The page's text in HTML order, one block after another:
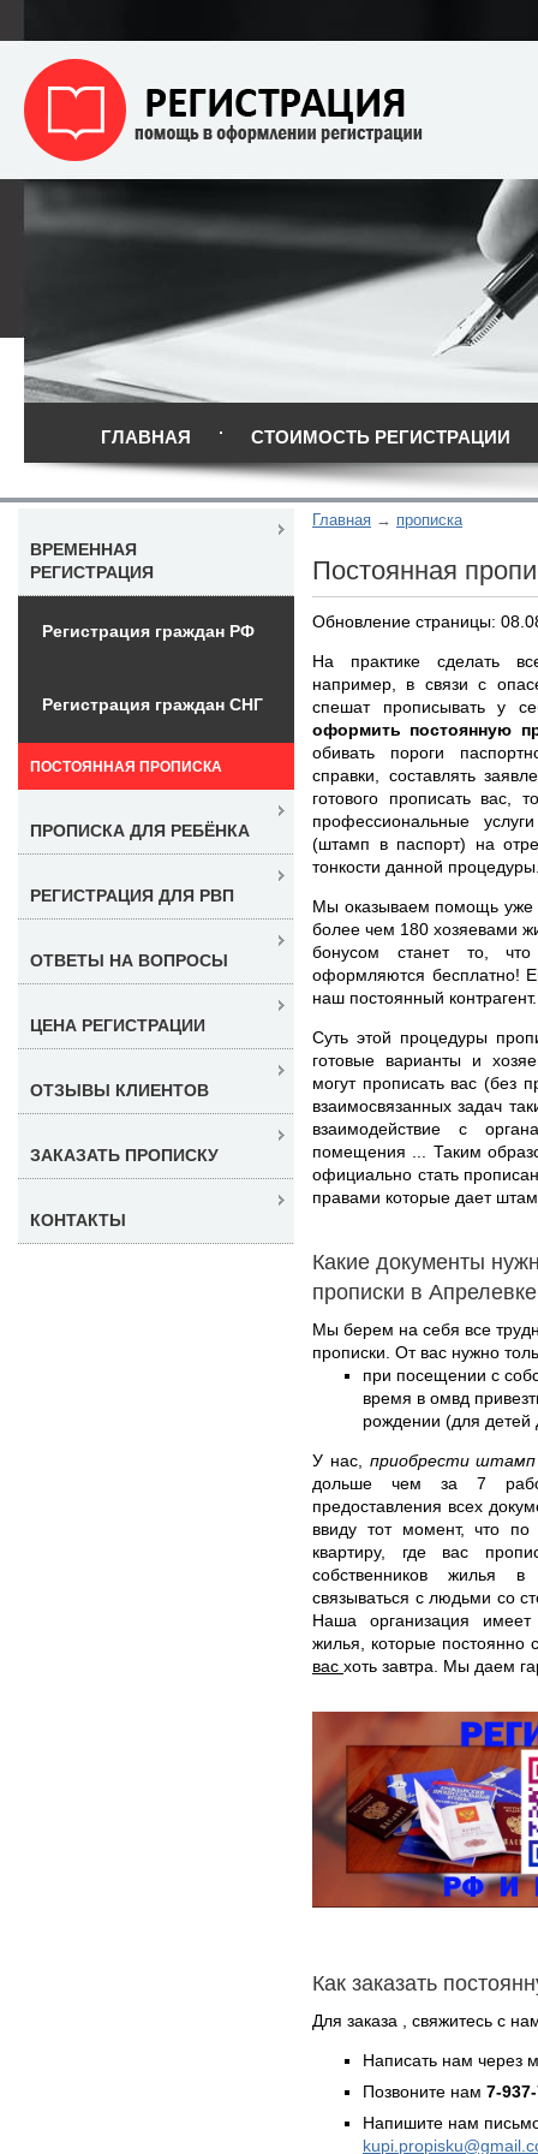
ГЛАВНАЯ СТОИМОСТЬ РЕГИСТРАЦИИ
Главная прописка
Постоянная
Обновление страницы:
На практике сделать
например, в связи с
спешат прописывать у
оформить постоянную
обивать пороги
справки, составлять
готового прописать
профессиональные
(штамп в паспорт) на
тонкости данной
Мы оказываем помощь уже
более чем 180 хозяевами
бонусом станет то,
оформляются бесплатно!
наш постоянный контрагент.
Суть этой процедуры
готовые варианты и
могут прописать вас (без
взаимосвязанных задач
взаимодействие с
помещения ... Таким
официально стать
правами которые дает
Какие документы
прописки в Апрелевке
Мы берем на себя все
прописки. От вас нужно
при посещении с
время в омвд
рождении (для детей
У нас, приобрести штамп
дольше чем за 7
предоставления всех
ввиду тот момент, что по
квартиру, где вас
собственников жилья
связываться с людьми со
Наша организация
жилья, которые постоянно
вас хоть завтра. Мы даем
Как заказать
Для заказа , свяжитесь с
Написать нам через
Позвоните нам 7-
Напишите нам
ВРЕМЕННАЯ
РЕГИСТРАЦИЯ
Регистрация граждан РФ
Регистрация граждан СНГ
ПОСТОЯННАЯ ПРОПИСКА
ПРОПИСКА ДЛЯ РЕБЁНКА
РЕГИСТРАЦИЯ ДЛЯ РВП
ОТВЕТЫ НА ВОПРОСЫ
ЦЕНА РЕГИСТРАЦИИ
ОТЗЫВЫ КЛИЕНТОВ
ЗАКАЗАТЬ ПРОПИСКУ
КОНТАКТЫ